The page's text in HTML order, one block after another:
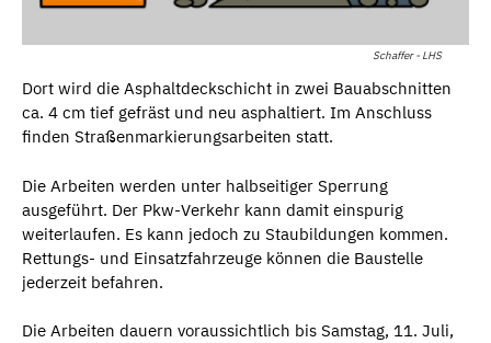
Schaffer - LHS
Dort wird die Asphaltdeckschicht in zwei Bauabschnitten
ca. 4 cm tief gefräst und neu asphaltiert. Im Anschluss
finden Straßenmarkierungsarbeiten statt.
Die Arbeiten werden unter halbseitiger Sperrung
ausgeführt. Der Pkw-Verkehr kann damit einspurig
weiterlaufen. Es kann jedoch zu Staubildungen kommen.
Rettungs- und Einsatzfahrzeuge können die Baustelle
jederzeit befahren.
Die Arbeiten dauern voraussichtlich bis Samstag, 11. Juli,